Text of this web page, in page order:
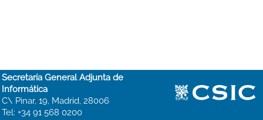
Secretaría General Adjunta de
Informática
C\ Pinar, 19, Madrid, 28006
Tel: +34 91 568 0200